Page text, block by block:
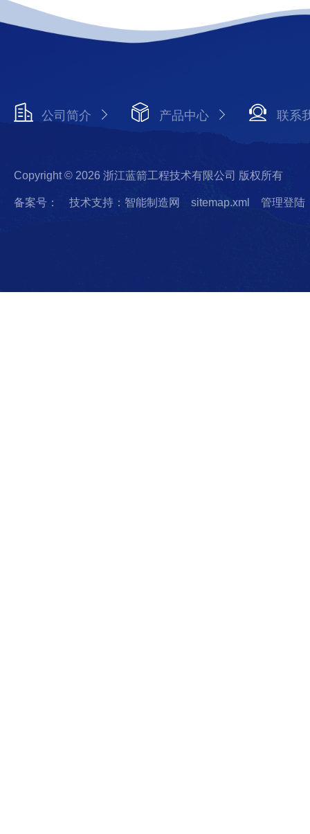
公司简介 产品中心 联系
Copyright © 2026 浙江蓝箭工程技术有限公司 版权所有
备案号： 技术支持：智能制造网 sitemap.xml 管理登陆